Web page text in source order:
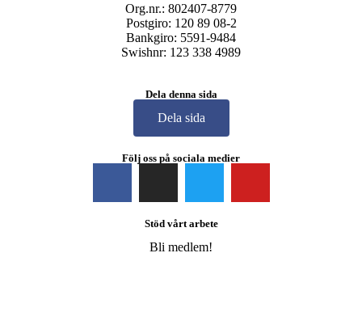
Org.nr.: 802407-8779
Postgiro: 120 89 08-2
Bankgiro: 5591-9484
Swishnr: 123 338 4989
Dela denna sida
Dela sida
Följ oss på sociala medier
Stöd vårt arbete
Bli medlem!